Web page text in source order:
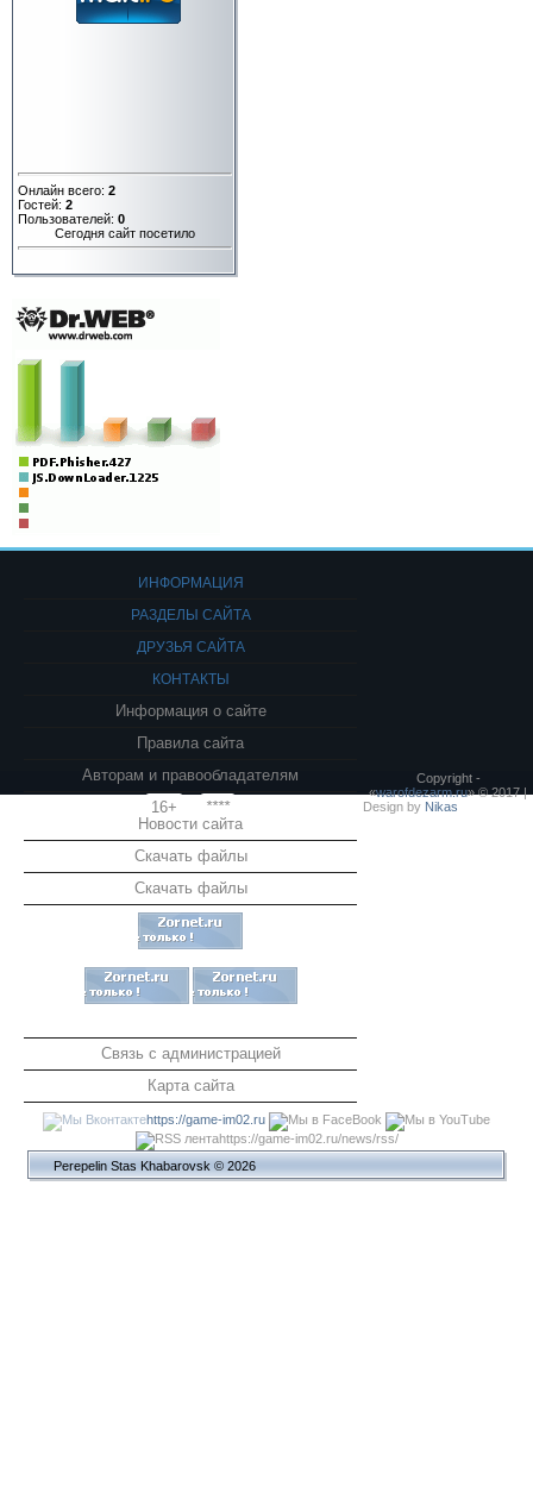
Онлайн всего: 2
Гостей: 2
Пользователей: 0
Сегодня сайт посетило
ИНФОРМАЦИЯ
РАЗДЕЛЫ САЙТА
ДРУЗЬЯ САЙТА
КОНТАКТЫ
Информация о сайте
Правила сайта
Авторам и правообладателям
16+
****
Новости сайта
Скачать файлы
Скачать файлы
Связь с администрацией
Карта сайта
Copyright -
«warofdezarm.ru» © 2017 |
Design by Nikas
https://game-im02.ru
https://game-im02.ru/news/rss/
Perepelin Stas Khabarovsk © 2026